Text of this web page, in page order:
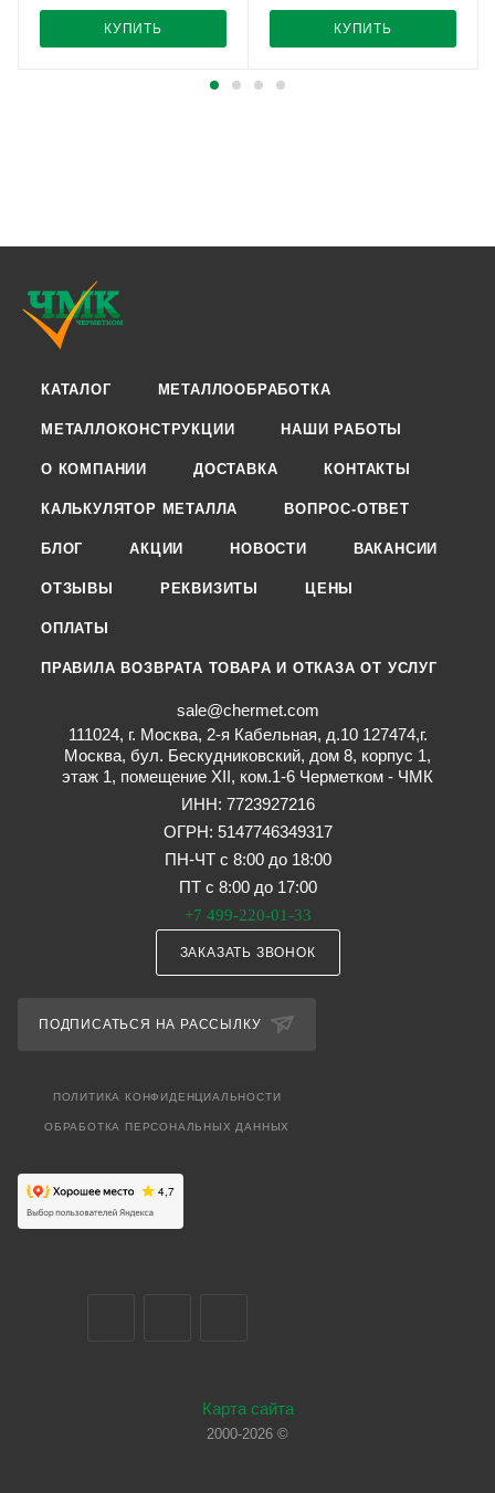
КУПИТЬ КУПИТЬ
КАТАЛОГ МЕТАЛЛООБРАБОТКА
МЕТАЛЛОКОНСТРУКЦИИ НАШИ РАБОТЫ
О КОМПАНИИ ДОСТАВКА КОНТАКТЫ
КАЛЬКУЛЯТОР МЕТАЛЛА ВОПРОС-ОТВЕТ
БЛОГ АКЦИИ НОВОСТИ ВАКАНСИИ
ОТЗЫВЫ РЕКВИЗИТЫ ЦЕНЫ
ОПЛАТЫ
ПРАВИЛА ВОЗВРАТА ТОВАРА И ОТКАЗА ОТ УСЛУГ
sale@chermet.com
111024, г. Москва, 2-я Кабельная, д.10 127474,г.
Москва, бул. Бескудниковский, дом 8, корпус 1,
этаж 1, помещение XII, ком.1-6 Черметком - ЧМК
ИНН: 7723927216
ОГРН: 5147746349317
ПН-ЧТ с 8:00 до 18:00
ПТ с 8:00 до 17:00
+7 499-220-01-33
ЗАКАЗАТЬ ЗВОНОК
ПОДПИСАТЬСЯ НА РАССЫЛКУ
ПОЛИТИКА КОНФИДЕНЦИАЛЬНОСТИ
ОБРАБОТКА ПЕРСОНАЛЬНЫХ ДАННЫХ
Карта сайта
2000-2026 ©